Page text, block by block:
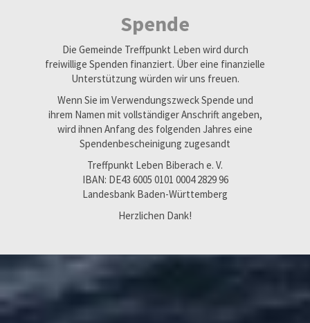
Spende
Die Gemeinde Treffpunkt Leben wird durch
freiwillige Spenden finanziert. Über eine finanzielle
Unterstützung würden wir uns freuen.
Wenn Sie im Verwendungszweck Spende und
ihrem Namen mit vollständiger Anschrift angeben,
wird ihnen Anfang des folgenden Jahres eine
Spendenbescheinigung zugesandt
Treffpunkt Leben Biberach e. V.
IBAN: DE43 6005 0101 0004 2829 96
Landesbank Baden-Württemberg
Herzlichen Dank!